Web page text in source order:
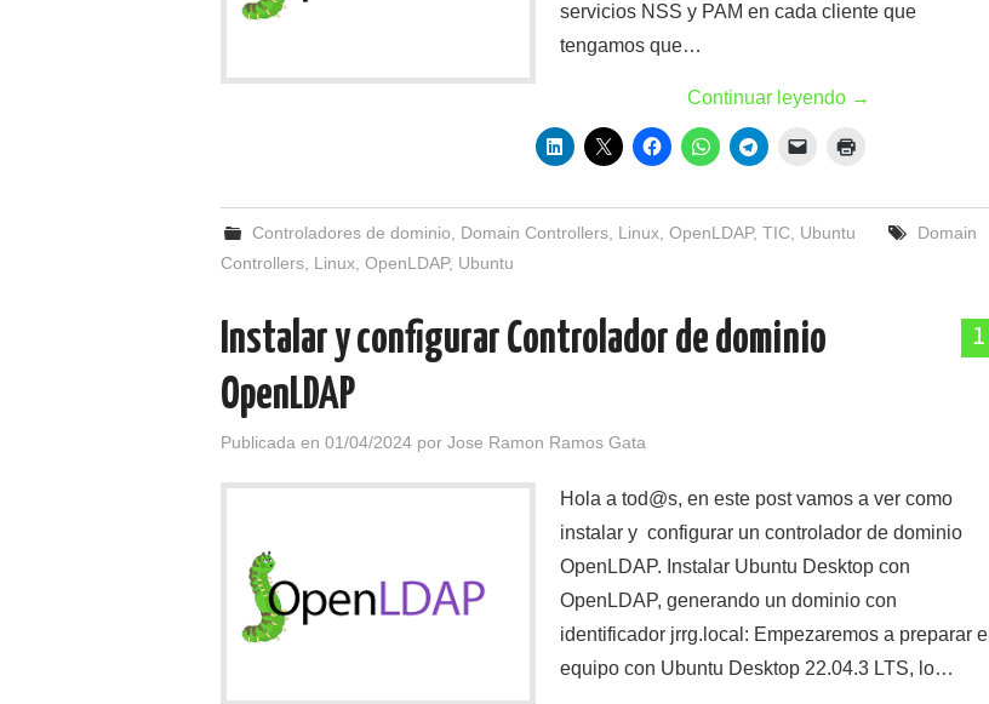
servicios NSS y PAM en cada cliente que
tengamos que…
Continuar leyendo →
Controladores de dominio Domain Controllers Linux ,OpenLDAP,TIC Ubuntu
Domain
Controllers Linux OpenLDAP, Ubuntu
1
Instalar y configurar Controlador de dominio
OpenLDAP
Publicada en 01/04/2024 por Jose Ramon Ramos Gata
Hola a tod@s, en este post vamos a ver como
instalar y configurar un controlador de dominio
OpenLDAP. Instalar Ubuntu Desktop con
OpenLDAP, generando un dominio con
identificador jrrg.local: Empezaremos a preparar el
equipo con Ubuntu Desktop 22.04.3 LTS, lo…